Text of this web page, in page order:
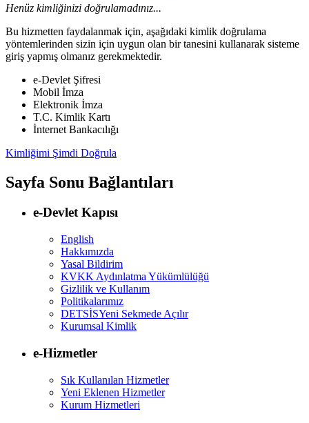
Henüz kimliğinizi doğrulamadınız...
Bu hizmetten faydalanmak için, aşağıdaki kimlik doğrulama
yöntemlerinden sizin için uygun olan bir tanesini kullanarak sisteme
giriş yapmış olmanız gerekmektedir.
e-Devlet Şifresi
Mobil İmza
Elektronik İmza
T.C. Kimlik Kartı
İnternet Bankacılığı
Kimliğimi Şimdi Doğrula
Sayfa Sonu Bağlantıları
e-Devlet Kapısı
English
Hakkımızda
Yasal Bildirim
KVKK Aydınlatma Yükümlülüğü
Gizlilik ve Kullanım
Politikalarımız
DETSİSYeni Sekmede Açılır
Kurumsal Kimlik
e-Hizmetler
Sık Kullanılan Hizmetler
Yeni Eklenen Hizmetler
Kurum Hizmetleri